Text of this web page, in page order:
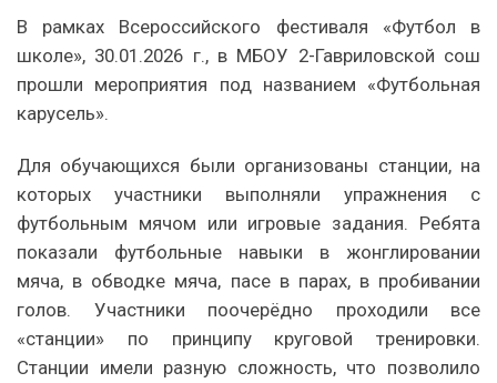
В рамках Всероссийского фестиваля «Футбол в
школе», 30.01.2026 г., в МБОУ 2-Гавриловской сош
прошли мероприятия под названием «Футбольная
карусель».
Для обучающихся были организованы станции, на
которых участники выполняли упражнения с
футбольным мячом или игровые задания. Ребята
показали футбольные навыки в жонглировании
мяча, в обводке мяча, пасе в парах, в пробивании
голов. Участники поочерёдно проходили все
«станции» по принципу круговой тренировки.
Станции имели разную сложность, что позволило